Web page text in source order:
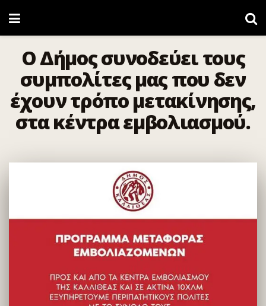
Ο Δήμος συνοδεύει τους
συμπολίτες μας που δεν
έχουν τρόπο μετακίνησης,
στα κέντρα εμβολιασμού.